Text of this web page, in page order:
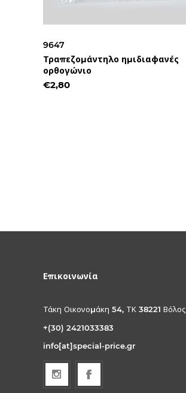
9647
Τραπεζομάντηλο ημιδιαφανές
ορθογώνιο
€2,80
Επικοινωνία
Τάκη Οικονομάκη 54, ΤΚ 38221 Βόλος
+(30) 2421033383
info[at]special-price.gr